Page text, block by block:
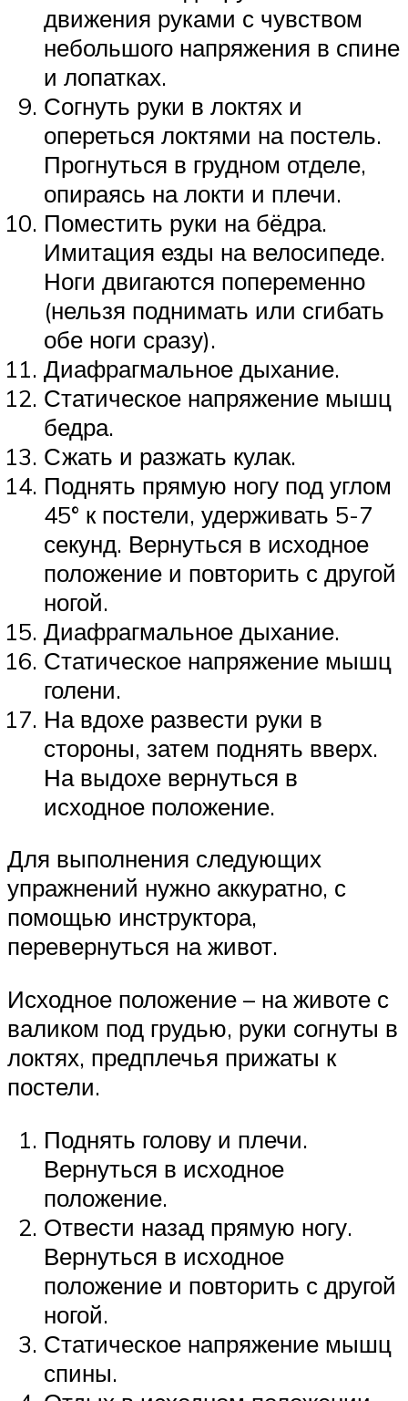
движения руками с чувством
небольшого напряжения в спине
и лопатках.
Согнуть руки в локтях и
опереться локтями на постель.
Прогнуться в грудном отделе,
опираясь на локти и плечи.
Поместить руки на бёдра.
Имитация езды на велосипеде.
Ноги двигаются попеременно
(нельзя поднимать или сгибать
обе ноги сразу).
Диафрагмальное дыхание.
Статическое напряжение мышц
бедра.
Сжать и разжать кулак.
Поднять прямую ногу под углом
45° к постели, удерживать 5-7
секунд. Вернуться в исходное
положение и повторить с другой
ногой.
Диафрагмальное дыхание.
Статическое напряжение мышц
голени.
На вдохе развести руки в
стороны, затем поднять вверх.
На выдохе вернуться в
исходное положение.
Для выполнения следующих
упражнений нужно аккуратно, с
помощью инструктора,
перевернуться на живот.
Исходное положение – на животе с
валиком под грудью, руки согнуты в
локтях, предплечья прижаты к
постели.
Поднять голову и плечи.
Вернуться в исходное
положение.
Отвести назад прямую ногу.
Вернуться в исходное
положение и повторить с другой
ногой.
Статическое напряжение мышц
спины.